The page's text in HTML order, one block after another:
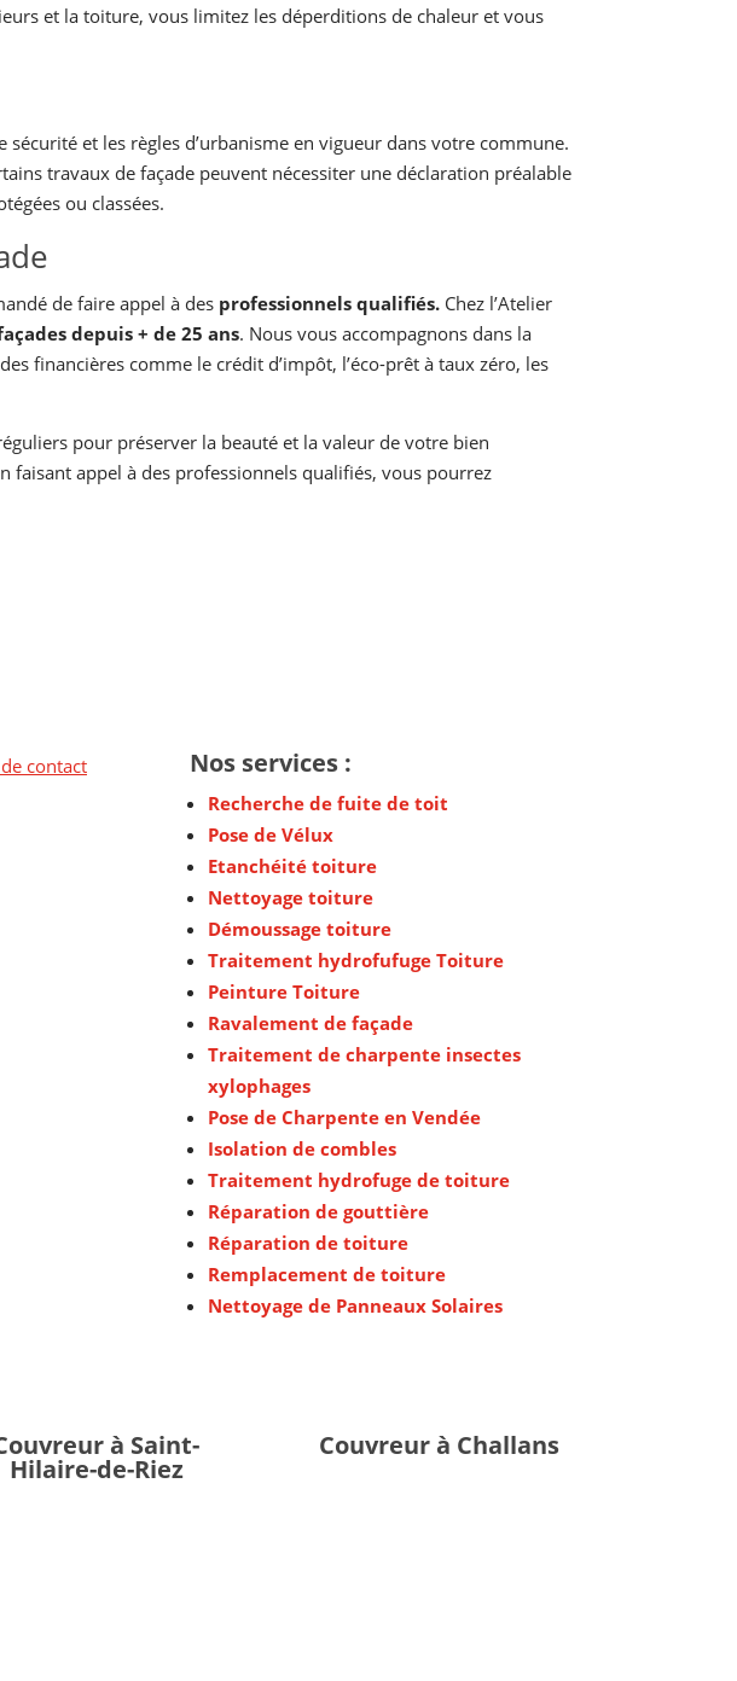
et la toiture, vous limitez les déperditions de chaleur et vous
et les règles d’urbanisme en vigueur dans votre commune.
travaux de façade peuvent nécessiter une déclaration préalable
ou classées.
de faire appel à des professionnels qualifiés. Chez l’Atelier
depuis + de 25 ans. Nous vous accompagnons dans la
financières comme le crédit d’impôt, l’éco-prêt à taux zéro, les
pour préserver la beauté et la valeur de votre bien
faisant appel à des professionnels qualifiés, vous pourrez
contact Nos services :
Recherche de fuite de toit
Pose de Vélux
Etanchéité toiture
Nettoyage toiture
Démoussage toiture
Traitement hydrofufuge Toiture
Peinture Toiture
Ravalement de façade
Traitement de charpente insectes
xylophages
Pose de Charpente en Vendée
Isolation de combles
Traitement hydrofuge de toiture
Réparation de gouttière
Réparation de toiture
Remplacement de toiture
Nettoyage de Panneaux Solaires
à Saint-
Hilaire-de-Riez
Couvreur à Challans